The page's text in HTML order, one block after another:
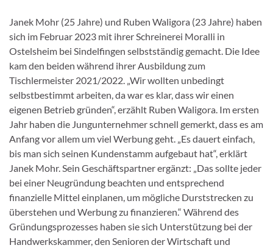
Janek Mohr (25 Jahre) und Ruben Waligora (23 Jahre) haben
sich im Februar 2023 mit ihrer Schreinerei Moralli in
Ostelsheim bei Sindelfingen selbstständig gemacht. Die Idee
kam den beiden während ihrer Ausbildung zum
Tischlermeister 2021/2022. „Wir wollten unbedingt
selbstbestimmt arbeiten, da war es klar, dass wir einen
eigenen Betrieb gründen“, erzählt Ruben Waligora. Im ersten
Jahr haben die Jungunternehmer schnell gemerkt, dass es am
Anfang vor allem um viel Werbung geht. „Es dauert einfach,
bis man sich seinen Kundenstamm aufgebaut hat“, erklärt
Janek Mohr. Sein Geschäftspartner ergänzt: „Das sollte jeder
bei einer Neugründung beachten und entsprechend
finanzielle Mittel einplanen, um mögliche Durststrecken zu
überstehen und Werbung zu finanzieren.“ Während des
Gründungsprozesses haben sie sich Unterstützung bei der
Handwerkskammer, den Senioren der Wirtschaft und